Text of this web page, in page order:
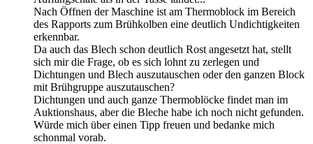
Nach Öffnen der Maschine ist am Thermoblock im Bereich
des Rapports zum Brühkolben eine deutlich Undichtigkeiten
erkennbar.
Da auch das Blech schon deutlich Rost angesetzt hat, stellt
sich mir die Frage, ob es sich lohnt zu zerlegen und
Dichtungen und Blech auszutauschen oder den ganzen Block
mit Brühgruppe auszutauschen?
Dichtungen und auch ganze Thermoblöcke findet man im
Auktionshaus, aber die Bleche habe ich noch nicht gefunden.
Würde mich über einen Tipp freuen und bedanke mich
schonmal vorab.